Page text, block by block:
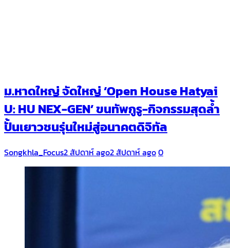
ม.หาดใหญ่ จัดใหญ่ ‘Open House Hatyai
U: HU NEX-GEN’ ขนทัพกูรู-กิจกรรมสุดล้ำ
ปั้นเยาวชนรุ่นใหม่สู่อนาคตดิจิทัล
Songkhla_Focus2 สัปดาห์ ago2 สัปดาห์ ago0